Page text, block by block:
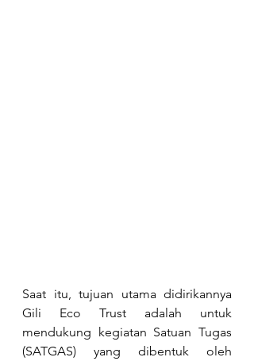
Saat itu, tujuan utama didirikannya
Gili Eco Trust adalah untuk
mendukung kegiatan Satuan Tugas
(SATGAS) yang dibentuk oleh